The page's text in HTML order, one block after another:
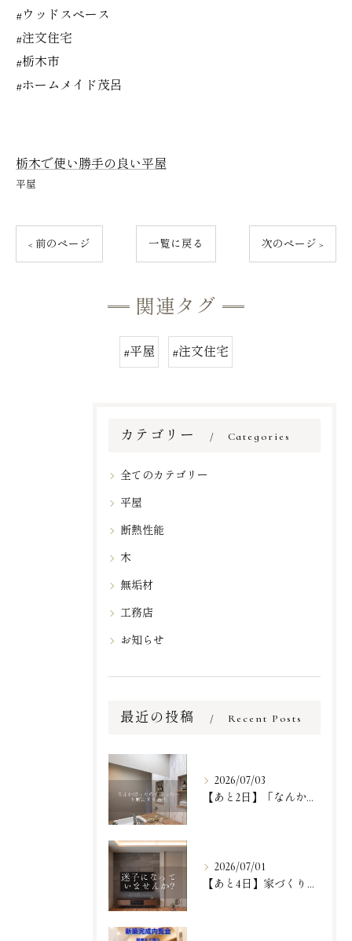
#ウッドスペース
#注文住宅
#栃木市
#ホームメイド茂呂
栃木で使い勝手の良い平屋
平屋
< 前のページ 一覧に戻る 次のページ >
関連タグ
#平屋 #注文住宅
カテゴリー Categories
全てのカテゴリー
平屋
断熱性能
木
無垢材
工務店
お知らせ
最近の投稿 Recent Posts
2026/07/03
【あと2日】「なんか思ったのと違った…」という、一番リアルで...
2026/07/01
【あと4日】家づくりが一歩進む『体験』に来ませんか？✨